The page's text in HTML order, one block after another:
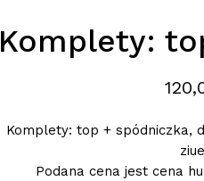
Komplety:
Komplety: top + spódniczka,
Podana cena jest cena